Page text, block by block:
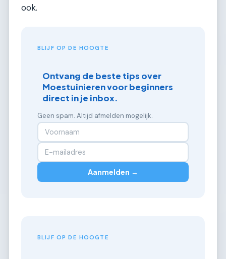
ook.
BLIJF OP DE HOOGTE
Ontvang de beste tips over
Moestuinieren voor beginners
direct in je inbox.
Geen spam. Altijd afmelden mogelijk.
Aanmelden →
BLIJF OP DE HOOGTE